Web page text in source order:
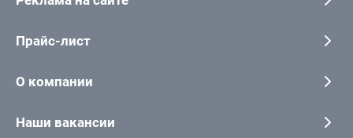
Прайс-лист
О компании
Наши вакансии